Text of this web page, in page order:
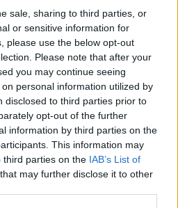
sale, sharing to third parties, or
or sensitive information for
please use the below opt-out
Please note that after your
you may continue seeing
personal information utilized by
disclosed to third parties prior to
opt-out of the further
information by third parties on the
This information may
third parties on the IAB’s List of
that may further disclose it to other
il ministro delle Imprese e del
che in tempi brevi si completi l’iter per il
società Trasteel, così da
piano di rilancio industriale”.
diguardare con maggiore
produttivo di Piombino e alla
industriali in tempi brevi.
entro 15 giorni, per
di cessione dello
e non ancora